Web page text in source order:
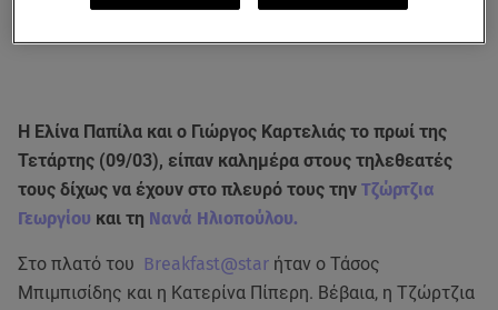
Η Ελίνα Παπίλα και ο Γιώργος Καρτελιάς το πρωί της
Τετάρτης (09/03), είπαν καλημέρα στους τηλεθεατές
τους δίχως να έχουν στο πλευρό τους την Τζώρτζια
Γεωργίου και τη Νανά Ηλιοπούλου.
Στο πλατό του Breakfast@star ήταν ο Τάσος
Μπιμπισίδης και η Κατερίνα Πίπερη. Βέβαια, η Τζώρτζια